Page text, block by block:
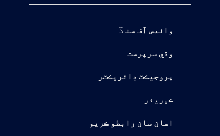
وائيس آف سن ڌ
وڏي سرپرست
پروجيڪٽ ڊائريڪٽر
ڪيريئر
اسان سان رابطو ڪريو